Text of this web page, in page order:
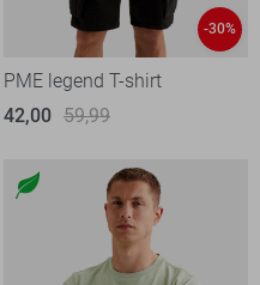
-30%
PME legend T-shirt
42,00 59,99